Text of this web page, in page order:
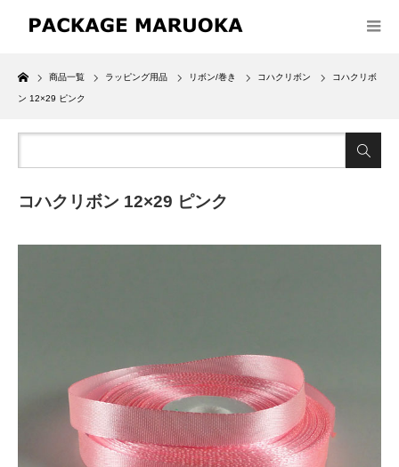
Home
商品一覧 ラッピング用品 リボン/巻き コハクリボン コハクリボ
ン 12×29 ピンク
コハクリボン 12×29 ピンク